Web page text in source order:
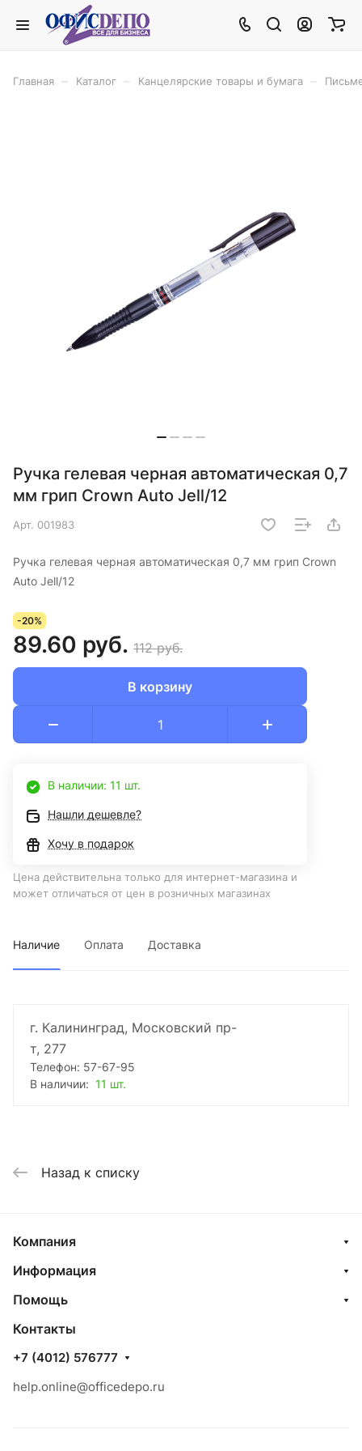
Главная Каталог Канцелярские товары и бумага
Ручка гелевая черная автоматическая 0,7
мм грип Crown Auto Jell/12
Арт. 001983
Ручка гелевая черная автоматическая 0,7 мм грип Crown
Auto Jell/12
-20%
89.60 руб. 112 руб.
В корзину
В наличии: 11 шт.
Нашли дешевле?
Хочу в подарок
Цена действительна только для интернет-магазина и
может отличаться от цен в розничных магазинах
Наличие Оплата Доставка
г. Калининград, Московский пр-
т, 277
Телефон: 57-67-95
В наличии: 11 шт.
Назад к списку
Компания
Информация
Помощь
Контакты
+7 (4012) 576777
help.online@officedepo.ru